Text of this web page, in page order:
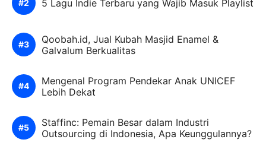
5 Lagu Indie Terbaru yang Wajib Masuk Playlist
Qoobah.id, Jual Kubah Masjid Enamel &
Galvalum Berkualitas
Mengenal Program Pendekar Anak UNICEF
Lebih Dekat
Staffinc: Pemain Besar dalam Industri
Outsourcing di Indonesia, Apa Keunggulannya?